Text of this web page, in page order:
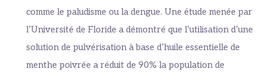
comme le paludisme ou la dengue. Une étude menée par
l’Université de Floride a démontré que l’utilisation d’une
solution de pulvérisation à base d’huile essentielle de
menthe poivrée a réduit de 90% la population de